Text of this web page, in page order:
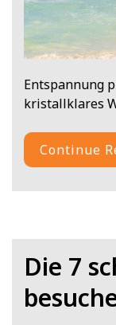
Entspannung
kristallklares
Continue
Die 7